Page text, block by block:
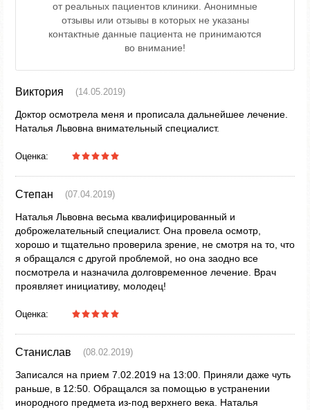
от реальных пациентов клиники. Анонимные
отзывы или отзывы в которых не указаны
контактные данные пациента не принимаются
во внимание!
Виктория (14.05.2019)
Доктор осмотрела меня и прописала дальнейшее лечение.
Наталья Львовна внимательный специалист.
Оценка:
Степан (07.04.2019)
Наталья Львовна весьма квалифицированный и
доброжелательный специалист. Она провела осмотр,
хорошо и тщательно проверила зрение, не смотря на то, что
я обращался с другой проблемой, но она заодно все
посмотрела и назначила долговременное лечение. Врач
проявляет инициативу, молодец!
Оценка:
Станислав (08.02.2019)
Записался на прием 7.02.2019 на 13:00. Приняли даже чуть
раньше, в 12:50. Обращался за помощью в устранении
инородного предмета из-под верхнего века. Наталья